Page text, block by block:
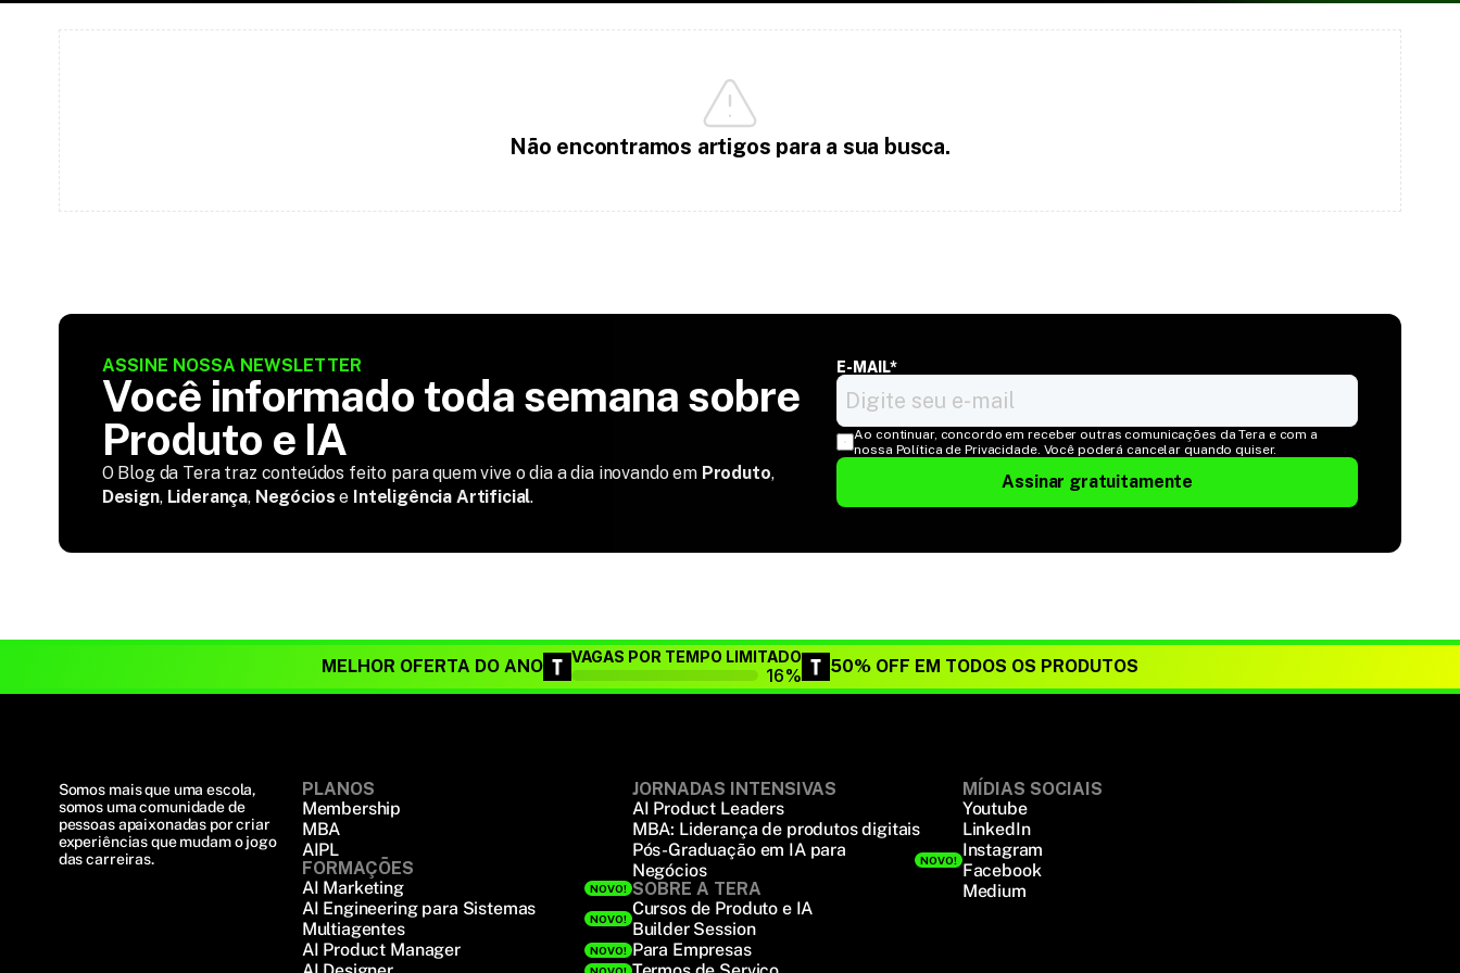
Não encontramos artigos para a sua busca.
ASSINE NOSSA NEWSLETTER
Você informado toda semana sobre
Produto e IA
O Blog da Tera traz conteúdos feito para quem vive o dia a dia inovando em Produto,
Design, Liderança, Negócios e Inteligência Artificial.
E-MAIL*
Ao continuar, concordo em receber outras comunicações da Tera e com a
nossa Política de Privacidade. Você poderá cancelar quando quiser.
Assinar gratuitamente
MELHOR OFERTA DO ANO VAGAS POR TEMPO LIMITADO
16% 50% OFF EM TODOS OS PRODUTOS
Somos mais que uma escola,
somos uma comunidade de
pessoas apaixonadas por criar
experiências que mudam o jogo
das carreiras.
PLANOS
Membership
MBA
AIPL
FORMAÇÕES
AI Marketing
NOVO!
AI Engineering para Sistemas
Multiagentes
NOVO!
AI Product Manager NOVO!
NOVO!
JORNADAS INTENSIVAS
AI Product Leaders
MBA: Liderança de produtos digitais
Pós-Graduação em IA para
Negócios
NOVO!
SOBRE A TERA
Cursos de Produto e IA
Builder Session
Para Empresas
MÍDIAS SOCIAIS
Youtube
LinkedIn
Instagram
Facebook
Medium